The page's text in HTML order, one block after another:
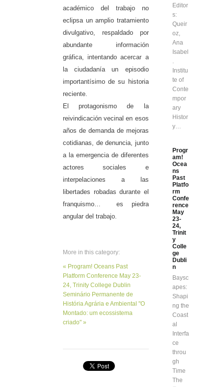
académico del trabajo no
eclipsa un amplio tratamiento
divulgativo, respaldado por
abundante información
gráfica, intentando acercar a
la ciudadanía un episodio
importantísimo de su historia
reciente.
El protagonismo de la
reivindicación vecinal en esos
años de demanda de mejoras
cotidianas, de denuncia, junto
a la emergencia de diferentes
actores sociales e
interpelaciones a las
libertades robadas durante el
franquismo… es piedra
angular del trabajo.
More in this category:
« Program! Oceans Past
Platform Conference May 23-
24, Trinity College Dublin
Seminário Permanente de
História Agrária e Ambiental "O
Montado: um ecossistema
criado" »
Editor
s:
Queir
oz,
Ana
Isabel
.
Institu
te of
Conte
mpor
ary
Histor
y…
Progr
am!
Ocea
ns
Past
Platfo
rm
Confe
rence
May
23-
24,
Trinit
y
Colle
ge
Dubli
n
Baysc
apes:
Shapi
ng the
Coast
al
Interfa
ce
throu
gh
Time
The